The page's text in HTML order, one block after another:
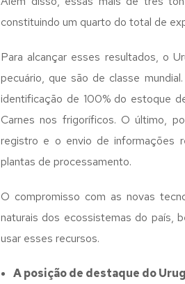
constituindo um quarto do total de
Para alcançar esses resultados, o
pecuário, que são de classe
identificação de 100% do estoque
Carnes nos frigoríficos. O último,
registro e o envio de informações
plantas de processamento.
O compromisso com as novas
naturais dos ecossistemas do país,
usar esses recursos.
A posição de destaque do